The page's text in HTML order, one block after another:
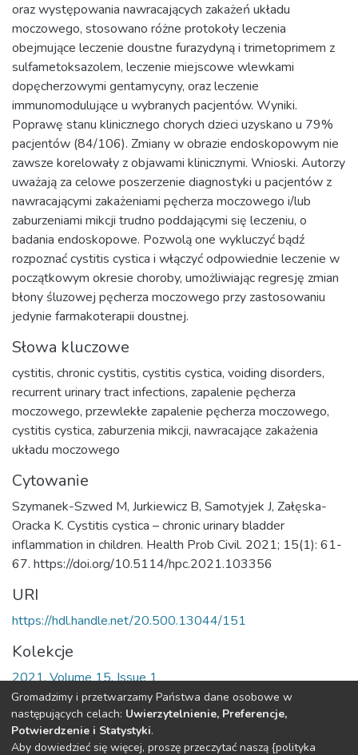
oraz występowania nawracających zakażeń układu
moczowego, stosowano różne protokoły leczenia
obejmujące leczenie doustne furazydyną i trimetoprimem z
sulfametoksazolem, leczenie miejscowe wlewkami
dopęcherzowymi gentamycyny, oraz leczenie
immunomodulujące u wybranych pacjentów. Wyniki.
Poprawę stanu klinicznego chorych dzieci uzyskano u 79%
pacjentów (84/106). Zmiany w obrazie endoskopowym nie
zawsze korelowały z objawami klinicznymi. Wnioski. Autorzy
uważają za celowe poszerzenie diagnostyki u pacjentów z
nawracającymi zakażeniami pęcherza moczowego i/lub
zaburzeniami mikcji trudno poddającymi się leczeniu, o
badania endoskopowe. Pozwolą one wykluczyć bądź
rozpoznać cystitis cystica i włączyć odpowiednie leczenie w
początkowym okresie choroby, umożliwiając regresję zmian
błony śluzowej pęcherza moczowego przy zastosowaniu
jedynie farmakoterapii doustnej.
Słowa kluczowe
cystitis, chronic cystitis, cystitis cystica, voiding disorders,
recurrent urinary tract infections, zapalenie pęcherza
moczowego, przewlekłe zapalenie pęcherza moczowego,
cystitis cystica, zaburzenia mikcji, nawracające zakażenia
układu moczowego
Cytowanie
Szymanek-Szwed M, Jurkiewicz B, Samotyjek J, Załęska-
Oracka K. Cystitis cystica – chronic urinary bladder
inflammation in children. Health Prob Civil. 2021; 15(1): 61-
67. https://doi.org/10.5114/hpc.2021.103356
URI
https://hdl.handle.net/20.500.13044/151
Kolekcje
2021, Volume 15, Issue 1
Cała strona rekordu
Gromadzimy i przetwarzamy Państwa dane osobowe w
następujących celach: Uwierzytelnienie, Preferencje,
Potwierdzenie i Statystyki.
Aby dowiedzieć się więcej, proszę przeczytać naszą {polityka